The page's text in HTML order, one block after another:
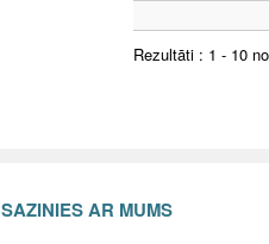
Rezultāti : 1 - 10
SAZINIES AR MUMS